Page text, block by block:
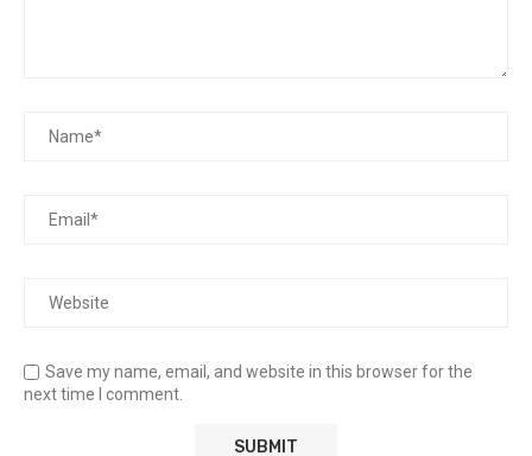
Save my name, email, and website in this browser for the
next time I comment.